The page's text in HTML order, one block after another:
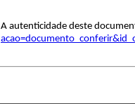
A autenticidade deste